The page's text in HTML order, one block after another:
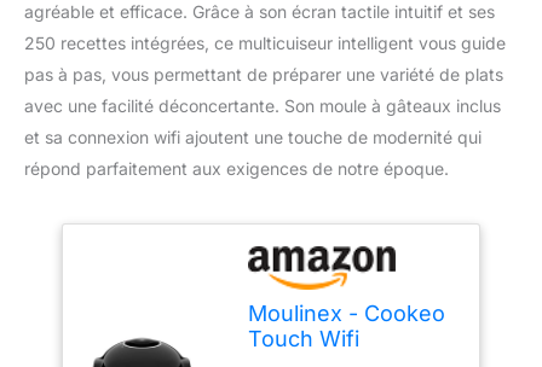
agréable et efficace. Grâce à son écran tactile intuitif et ses
250 recettes intégrées, ce multicuiseur intelligent vous guide
pas à pas, vous permettant de préparer une variété de plats
avec une facilité déconcertante. Son moule à gâteaux inclus
et sa connexion wifi ajoutent une touche de modernité qui
répond parfaitement aux exigences de notre époque.
Moulinex - Cookeo
Touch Wifi